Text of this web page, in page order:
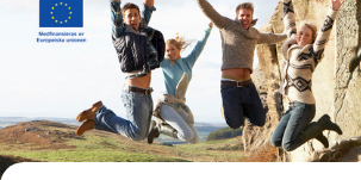
Sök kurser och evenemang
Starta studiecirkel